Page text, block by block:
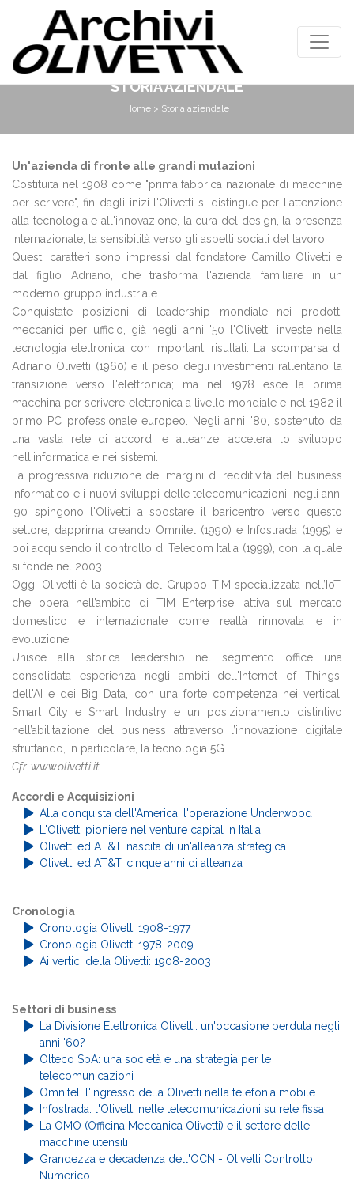
STORIA AZIENDALE
Home > Storia aziendale
Un'azienda di fronte alle grandi mutazioni
Costituita nel 1908 come "prima fabbrica nazionale di macchine
per scrivere", fin dagli inizi l'Olivetti si distingue per l'attenzione
alla tecnologia e all'innovazione, la cura del design, la presenza
internazionale, la sensibilità verso gli aspetti sociali del lavoro.
Questi caratteri sono impressi dal fondatore Camillo Olivetti e
dal figlio Adriano, che trasforma l'azienda familiare in un
moderno gruppo industriale.
Conquistate posizioni di leadership mondiale nei prodotti
meccanici per ufficio, già negli anni '50 l'Olivetti investe nella
tecnologia elettronica con importanti risultati. La scomparsa di
Adriano Olivetti (1960) e il peso degli investimenti rallentano la
transizione verso l'elettronica; ma nel 1978 esce la prima
macchina per scrivere elettronica a livello mondiale e nel 1982 il
primo PC professionale europeo. Negli anni '80, sostenuto da
una vasta rete di accordi e alleanze, accelera lo sviluppo
nell'informatica e nei sistemi.
La progressiva riduzione dei margini di redditività del business
informatico e i nuovi sviluppi delle telecomunicazioni, negli anni
'90 spingono l'Olivetti a spostare il baricentro verso questo
settore, dapprima creando Omnitel (1990) e Infostrada (1995) e
poi acquisendo il controllo di Telecom Italia (1999), con la quale
si fonde nel 2003.
Oggi Olivetti è la società del Gruppo TIM specializzata nell’IoT,
che opera nell’ambito di TIM Enterprise, attiva sul mercato
domestico e internazionale come realtà rinnovata e in
evoluzione.
Unisce alla storica leadership nel segmento office una
consolidata esperienza negli ambiti dell'Internet of Things,
dell'AI e dei Big Data, con una forte competenza nei verticali
Smart City e Smart Industry e un posizionamento distintivo
nell’abilitazione del business attraverso l’innovazione digitale
sfruttando, in particolare, la tecnologia 5G.
Cfr. www.olivetti.it
Accordi e Acquisizioni
Alla conquista dell'America: l'operazione Underwood
L'Olivetti pioniere nel venture capital in Italia
Olivetti ed AT&T: nascita di un'alleanza strategica
Olivetti ed AT&T: cinque anni di alleanza
Cronologia
Cronologia Olivetti 1908-1977
Cronologia Olivetti 1978-2009
Ai vertici della Olivetti: 1908-2003
Settori di business
La Divisione Elettronica Olivetti: un'occasione perduta negli
anni '60?
Olteco SpA: una società e una strategia per le
telecomunicazioni
Omnitel: l'ingresso della Olivetti nella telefonia mobile
Infostrada: l'Olivetti nelle telecomunicazioni su rete fissa
La OMO (Officina Meccanica Olivetti) e il settore delle
macchine utensili
Grandezza e decadenza dell'OCN - Olivetti Controllo
Numerico